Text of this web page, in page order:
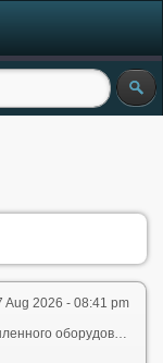
Aug 2026 - 08:41 pm